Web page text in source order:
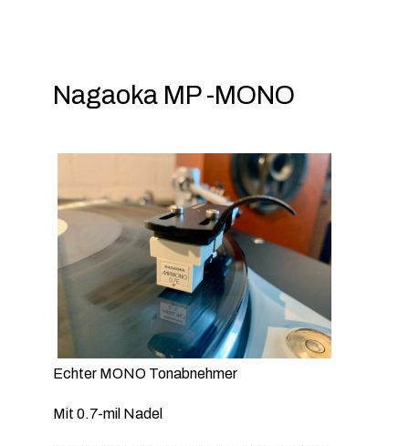
Nagaoka MP -MONO
Echter MONO Tonabnehmer
Mit 0.7-mil Nadel